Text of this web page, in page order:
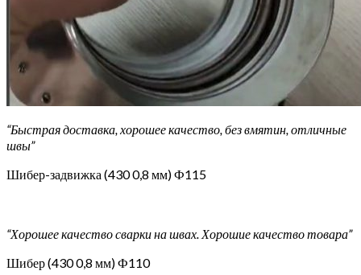
“Быстрая доставка, хорошее качество, без вмятин, отличные
швы”
Шибер-задвижка (430 0,8 мм) Ф115
“Хорошее качество сварки на швах. Хорошие качество товара”
Шибер (430 0,8 мм) Ф110